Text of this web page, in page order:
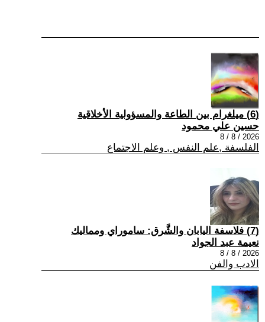
(6) ميلغرام بين الطاعة والمسؤولية الأخلاقية
حسين علي محمود
2026 / 8 / 8
الفلسفة ,علم النفس , وعلم الاجتماع
(7) فلاسفة اليابان والشَّرق: ساموراي ومماليك
نعيمة عبد الجواد
2026 / 8 / 8
الادب والفن